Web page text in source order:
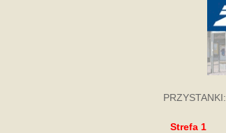
PRZYSTANKI:
Strefa 1